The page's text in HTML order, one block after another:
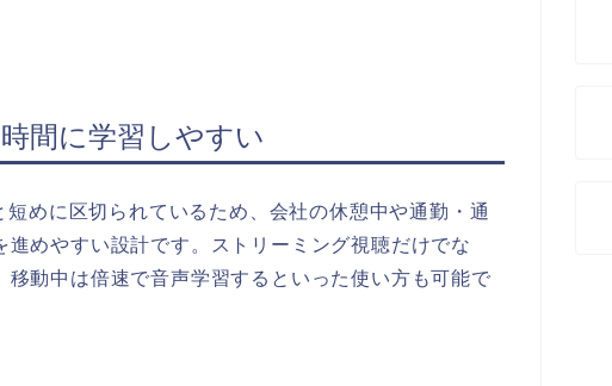
間に学習しやすい
めに区切られているため、会社の休憩中や通勤・通
めやすい設計です。ストリーミング視聴だけでな
移動中は倍速で音声学習するといった使い方も可能で